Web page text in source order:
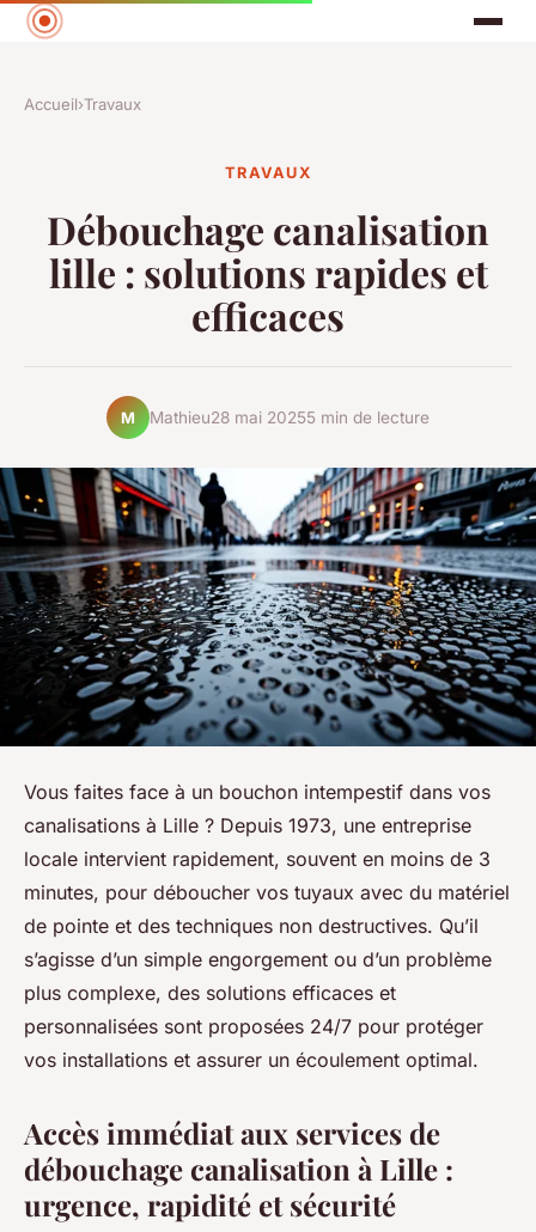
Accueil›Travaux
TRAVAUX
Débouchage canalisation
lille : solutions rapides et
efficaces
M Mathieu28 mai 20255 min de lecture
Vous faites face à un bouchon intempestif dans vos
canalisations à Lille ? Depuis 1973, une entreprise
locale intervient rapidement, souvent en moins de 3
minutes, pour déboucher vos tuyaux avec du matériel
de pointe et des techniques non destructives. Qu’il
s’agisse d’un simple engorgement ou d’un problème
plus complexe, des solutions efficaces et
personnalisées sont proposées 24/7 pour protéger
vos installations et assurer un écoulement optimal.
Accès immédiat aux services de
débouchage canalisation à Lille :
urgence, rapidité et sécurité